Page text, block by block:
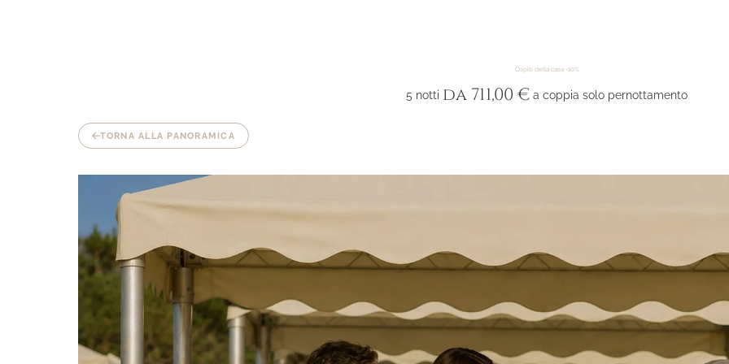
Ospiti della casa -10%
5 notti da 711,00 € a coppia solo pernottamento
TORNA ALLA PANORAMICA